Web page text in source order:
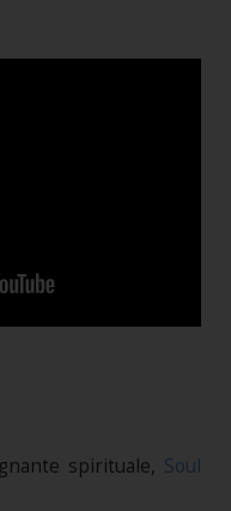
spirituale, Soul